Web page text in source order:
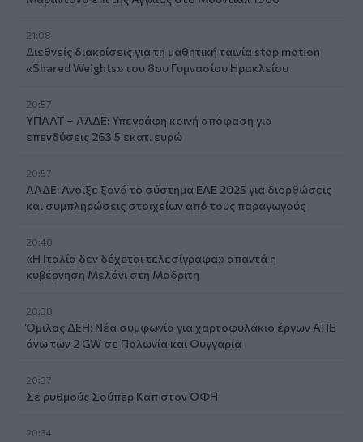
21:08
Διεθνείς διακρίσεις για τη μαθητική ταινία stop motion
«Shared Weights» του 8ου Γυμνασίου Ηρακλείου
20:57
ΥΠΑΑΤ – ΑΑΔΕ: Υπεγράφη κοινή απόφαση για
επενδύσεις 263,5 εκατ. ευρώ
20:57
ΑΑΔΕ: Άνοιξε ξανά το σύστημα ΕΑΕ 2025 για διορθώσεις
και συμπληρώσεις στοιχείων από τους παραγωγούς
20:48
«Η Ιταλία δεν δέχεται τελεσίγραφα» απαντά η
κυβέρνηση Μελόνι στη Μαδρίτη
20:38
Όμιλος ΔΕΗ: Νέα συμφωνία για χαρτοφυλάκιο έργων ΑΠΕ
άνω των 2 GW σε Πολωνία και Ουγγαρία
20:37
Σε ρυθμούς Σούπερ Καπ στον ΟΦΗ
20:34